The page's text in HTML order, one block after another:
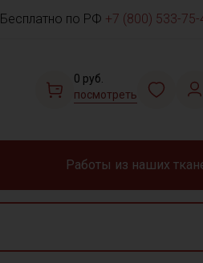
Бесплатно по РФ +7 (800) 533-75-
0 руб.
посмотреть
Работы из наших